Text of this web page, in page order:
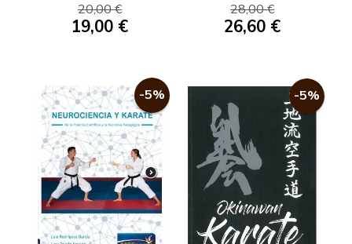
20,00 €
19,00 €
28,00 €
26,60 €
-5% -5%